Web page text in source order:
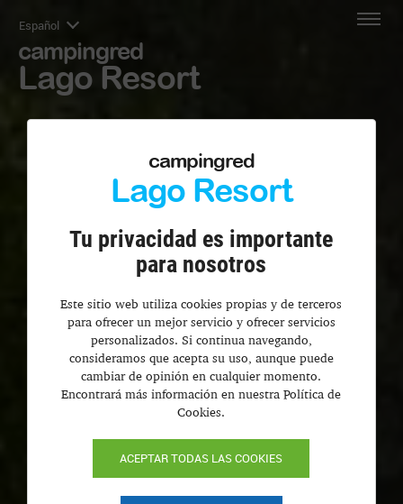
Español
campingred
Lago Resort
campingred
Lago Resort
Tu privacidad es importante
para nosotros
Este sitio web utiliza cookies propias y de terceros
para ofrecer un mejor servicio y ofrecer servicios
personalizados. Si continua navegando,
consideramos que acepta su uso, aunque puede
cambiar de opinión en cualquier momento.
Encontrará más información en nuestra Política de
Cookies.
ACEPTAR TODAS LAS COOKIES